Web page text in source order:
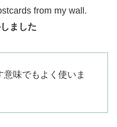
from my wall.
ました
味でもよく使いま